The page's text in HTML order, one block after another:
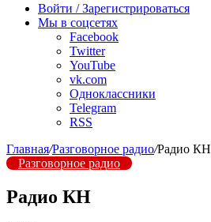
радио
Войти / Зарегистрироваться
Мы в соцсетях
Facebook
Twitter
YouTube
vk.com
Одноклассники
Telegram
RSS
Главная/Разговорное радио/Радио КН
Разговорное радио
Радио КН